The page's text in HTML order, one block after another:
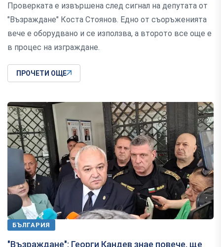
Проверката е извършена след сигнал на депутата от
"Възраждане" Коста Стоянов. Едно от съоръженията
вече е оборудвано и се използва, а второто все още е
в процес на изграждане.
ПРОЧЕТИ ОЩЕ
БЪЛГАРИЯ
"Възраждане": Георги Кандев знае повече, ще